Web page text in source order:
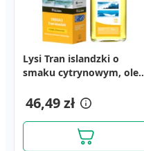
Lysi Tran islandzki o
smaku cytrynowym, olej,
46,49 zł